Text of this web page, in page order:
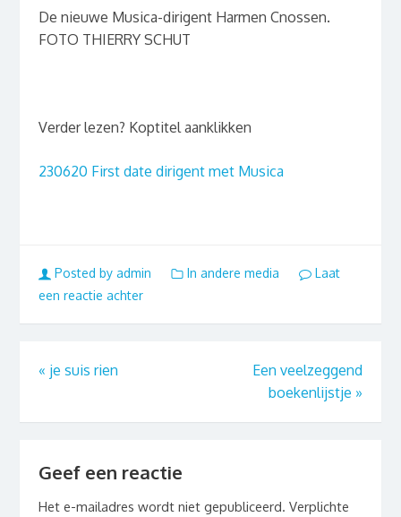
De nieuwe Musica-dirigent Harmen Cnossen.
FOTO THIERRY SCHUT
Verder lezen? Koptitel aanklikken
230620 First date dirigent met Musica
Posted by admin In andere media
Laat
een reactie achter
« je suis rien
Een veelzeggend
boekenlijstje »
Geef een reactie
Het e-mailadres wordt niet gepubliceerd. Verplichte